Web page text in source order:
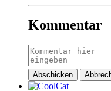
Kommentar
Abschicken